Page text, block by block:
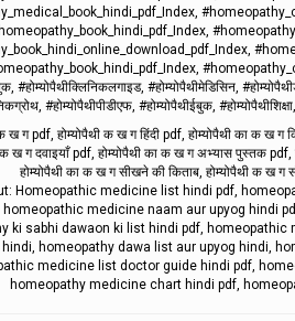
#होम्योपैथीक्लिनिकलगाइड, #होम्योपैथीमेडिसिन,
#होम्योपैथीपीडीएफ, #होम्योपैथीईबुक,
ख ग pdf, होम्योपैथी क ख ग हिंदी pdf, होम्योपैथी का क ख ग
क ख ग दवाइयाँ pdf, होम्योपैथी का क ख ग अभ्यास पुस्तक
होम्योपैथी का क ख ग सीखने की किताब, होम्योपैथी क ख ग
Homeopathic medicine list hindi pdf,
homeopathic medicine naam aur upyog hindi
ki sabhi dawaon ki list hindi pdf,
homeopathy dawa list aur upyog hindi,
medicine list doctor guide hindi pdf,
homeopathy medicine chart hindi pdf,